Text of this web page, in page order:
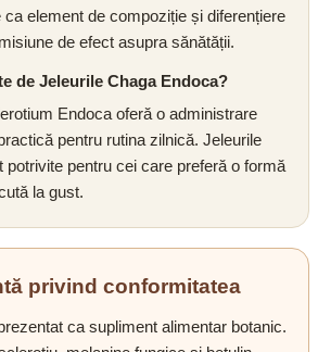
element de compoziție și diferențiere
de efect asupra sănătății.
de Jeleurile Chaga Endoca?
Endoca oferă o administrare
pentru rutina zilnică. Jeleurile
potrivite pentru cei care preferă o formă
la gust.
privind conformitatea
ca supliment alimentar botanic.